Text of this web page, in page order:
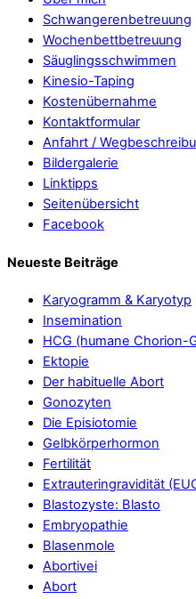
Schwangerenbetreuung
Wochenbettbetreuung
Säuglingsschwimmen
Kinesio-Taping
Kostenübernahme
Kontaktformular
Anfahrt /
Bildergalerie
Linktipps
Seitenübersicht
Facebook
Neueste Beiträge
Karyogramm & Karyotyp
Insemination
HCG (humane Chorion-
Ektopie
Der habituelle Abort
Gonozyten
Die Episiotomie
Gelbkörperhormon
Fertilität
Extrauteringravidität
Blastozyste: Blasto
Embryopathie
Blasenmole
Abortivei
Abort